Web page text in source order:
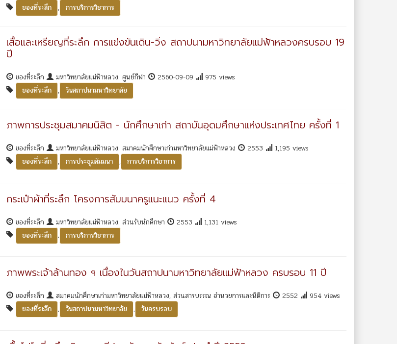
ของที่ระลึก
, การบริการวิชาการ
เสื้อและเหรียญที่ระลึก การแข่งขันเดิน-วิ่ง สถาปนามหาวิทยาลัยแม่ฟ้าหลวงครบรอบ 19
ปี
ของที่ระลึก มหาวิทยาลัยแม่ฟ้าหลวง. ศูนย์กีฬา 2560-09-09
975 views
ของที่ระลึก
, วันสถาปนามหาวิทยาลัย
ภาพการประชุมสมาคมนิสิต - นักศึกษาเก่า สถาบันอุดมศึกษาแห่งประเทศไทย ครั้งที่ 1
ของที่ระลึก มหาวิทยาลัยแม่ฟ้าหลวง. สมาคมนักศึกษาเก่ามหาวิทยาลัยแม่ฟ้าหลวง 2553
1,195 views
ของที่ระลึก
, การประชุมสัมมนา , การบริการวิชาการ
กระเป๋าผ้าที่ระลึก โครงการสัมมนาครูแนะแนว ครั้งที่ 4
ของที่ระลึก มหาวิทยาลัยแม่ฟ้าหลวง. ส่วนรับนักศึกษา 2553
1,131 views
ของที่ระลึก
, การบริการวิชาการ
ภาพพระเจ้าล้านทอง ฯ เนื่องในวันสถาปนามหาวิทยาลัยแม่ฟ้าหลวง ครบรอบ 11 ปี
ของที่ระลึก สมาคมนักศึกษาเก่ามหาวิทยาลัยแม่ฟ้าหลวง, ส่วนสารบรรณ อำนวยการและนิติการ 2552
954 views
ของที่ระลึก
, วันสถาปนามหาวิทยาลัย , วันครบรอบ